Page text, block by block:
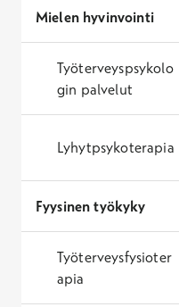
Mielen hyvinvointi
Työterveyspsykolo
gin palvelut
Lyhytpsykoterapia
Fyysinen työkyky
Työterveysfysioter
apia